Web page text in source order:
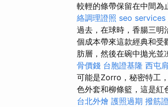
較輕的條帶保留在中間為
絡調理證照 seo services
過去，在球時，香腸三明
個成本帶來這款經典和受
肪層，然後在碗中拋光並
骨價錢 台胞證基隆 西屯
可能是Zorro，秘密特工
色外套和柳條籃，這是紅
台北外燴 護照過期 撥筋